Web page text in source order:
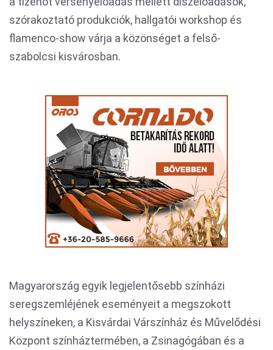
szórakoztató produkciók, hallgatói workshop és
flamenco-show várja a közönséget a felső-
szabolcsi kisvárosban.
Magyarország egyik legjelentősebb színházi
seregszemléjének eseményeit a megszokott
helyszíneken, a Kisvárdai Várszínház és Művelődési
Központ színháztermében, a Zsinagógában és a